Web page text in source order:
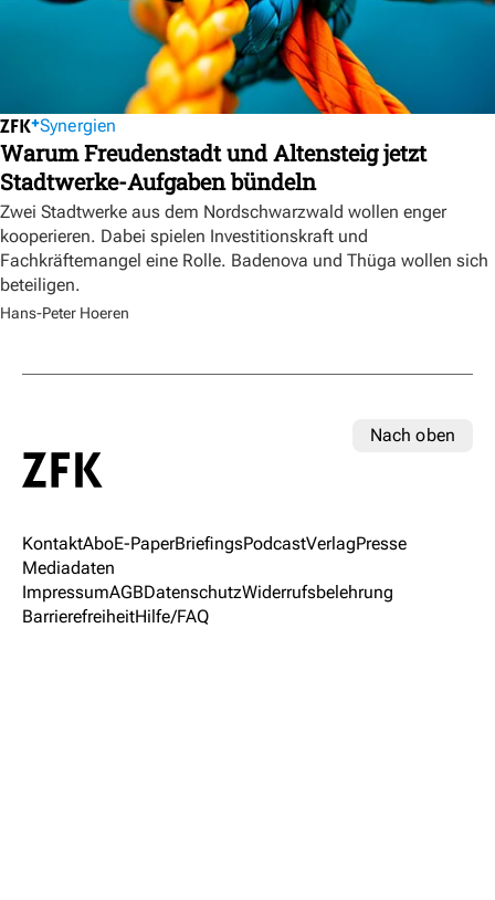
Synergien
Warum Freudenstadt und Altensteig jetzt
Stadtwerke-Aufgaben bündeln
Zwei Stadtwerke aus dem Nordschwarzwald wollen enger
kooperieren. Dabei spielen Investitionskraft und
Fachkräftemangel eine Rolle. Badenova und Thüga wollen sich
beteiligen.
Hans-Peter Hoeren
Nach oben
KontaktAboE-PaperBriefingsPodcastVerlagPresse
Mediadaten
ImpressumAGBDatenschutzWiderrufsbelehrung
BarrierefreiheitHilfe/FAQ